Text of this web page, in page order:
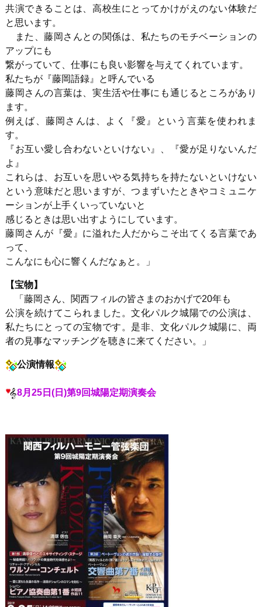
共演できることは、高校生にとってかけがえのない体験だ
と思います。
また、藤岡さんとの関係は、私たちのモチベーションの
アップにも
繋がっていて、仕事にも良い影響を与えてくれています。
私たちが『藤岡語録』と呼んでいる
藤岡さんの言葉は、実生活や仕事にも通じるところがあり
ます。
例えば、藤岡さんは、よく『愛』という言葉を使われま
す。
『お互い愛し合わないといけない』、『愛が足りないんだ
よ』
これらは、お互いを思いやる気持ちを持たないといけない
という意味だと思いますが、つまずいたときやコミュニケ
ーションが上手くいっていないと
感じるときは思い出すようにしています。
藤岡さんが『愛』に溢れた人だからこそ出てくる言葉であ
って、
こんなにも心に響くんだなぁと。」
【宝物】
「藤岡さん、関西フィルの皆さまのおかげで20年も
公演を続けてこられました。文化パルク城陽での公演は、
私たちにとっての宝物です。是非、文化パルク城陽に、両
者の見事なマッチングを聴きに来てください。」
公演情報
8月25日(日)第9回城陽定期演奏会